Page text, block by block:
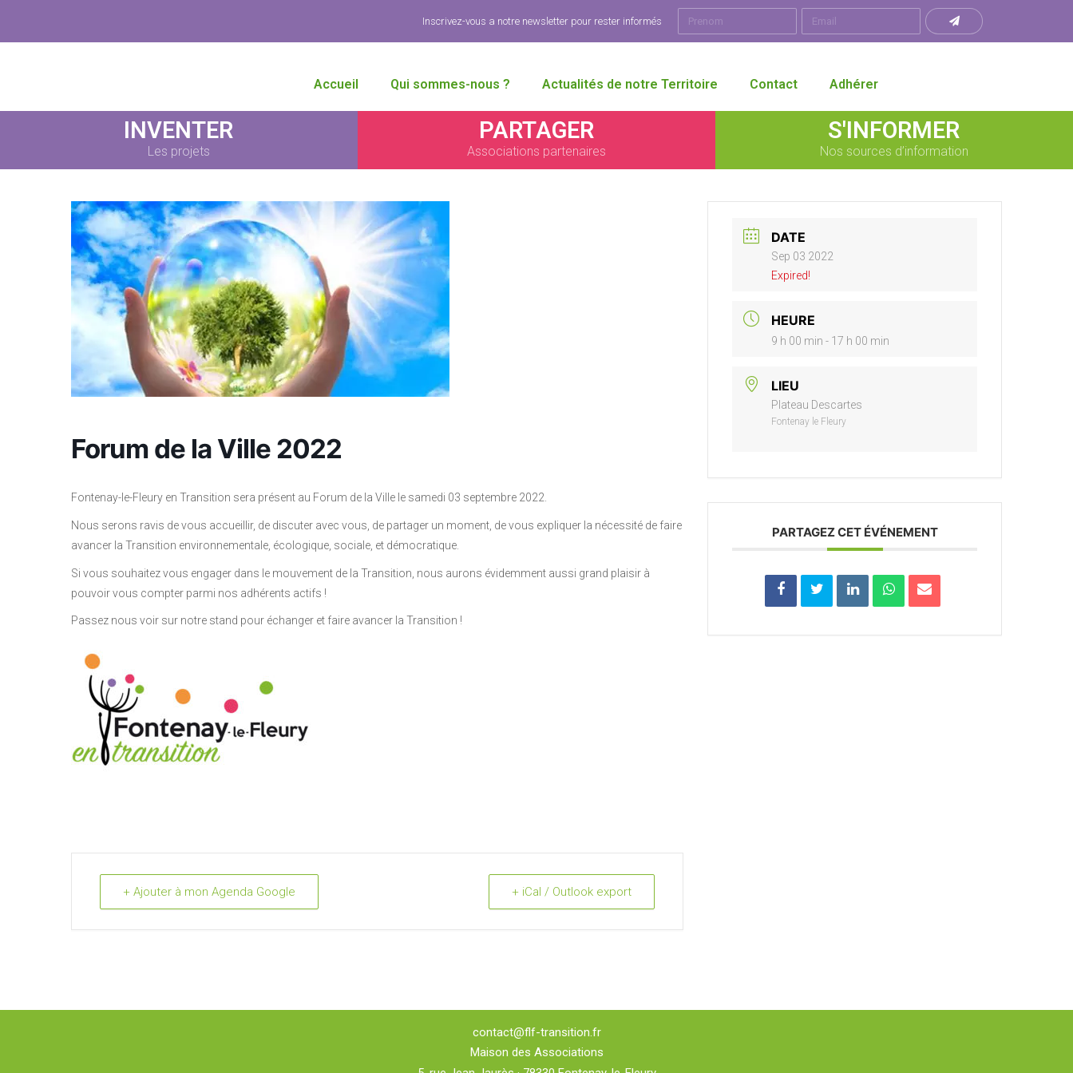
Inscrivez-vous a notre newsletter pour rester informés
Accueil Qui sommes-nous ? Actualités de notre Territoire Contact Adhérer
INVENTER
Les projets
PARTAGER
Associations partenaires
S'INFORMER
Nos sources d’information
Forum de la Ville 2022
Fontenay-le-Fleury en Transition sera présent au Forum de la Ville le samedi 03 septembre 2022.
Nous serons ravis de vous accueillir, de discuter avec vous, de partager un moment, de vous expliquer la nécessité de faire
avancer la Transition environnementale, écologique, sociale, et démocratique.
Si vous souhaitez vous engager dans le mouvement de la Transition, nous aurons évidemment aussi grand plaisir à
pouvoir vous compter parmi nos adhérents actifs !
Passez nous voir sur notre stand pour échanger et faire avancer la Transition !
+ Ajouter à mon Agenda Google + iCal / Outlook export
DATE
Sep 03 2022
Expired!
HEURE
9 h 00 min - 17 h 00 min
LIEU
Plateau Descartes
Fontenay le Fleury
PARTAGEZ CET ÉVÉNEMENT
contact@flf-transition.fr
Maison des Associations